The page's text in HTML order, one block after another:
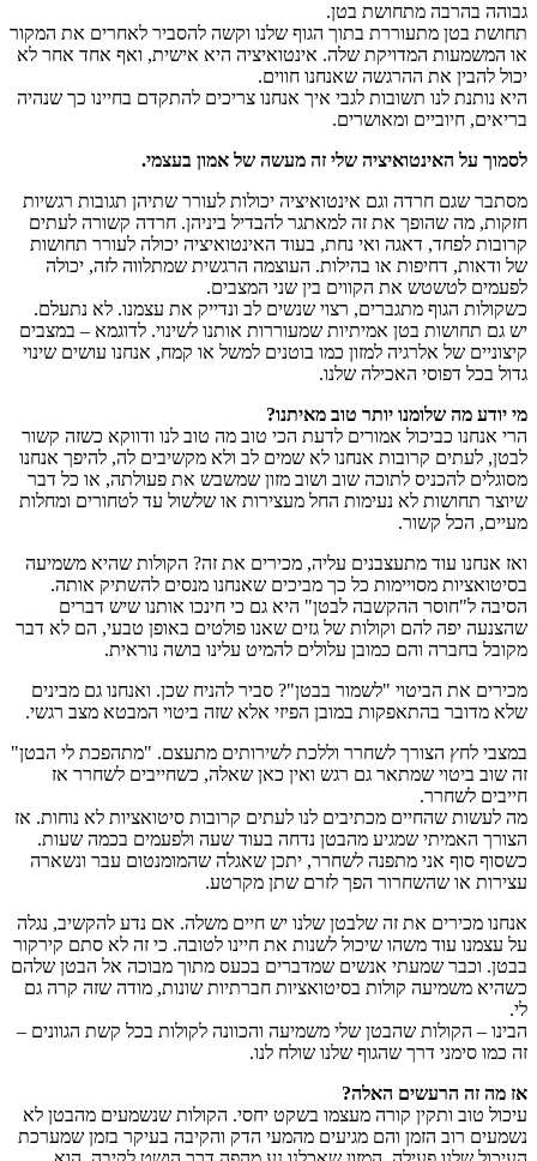
גבוהה בהרבה מתחושת בטן.
תחושת בטן מתעוררת בתוך הגוף שלנו וקשה להסביר לאחרים את המקור
או המשמעות המדויקת שלה. אינטואיציה היא אישית, ואף אחד אחר לא
יכול להבין את ההרגשה שאנחנו חווים.
היא נותנת לנו תשובות לגבי איך אנחנו צריכים להתקדם בחיינו כך שנהיה
בריאים, חיוביים ומאושרים.
לסמוך על האינטואיציה שלי זה מעשה של אמון בעצמי.
מסתבר שגם חרדה וגם אינטואיציה יכולות לעורר שתיהן תגובות רגשיות
חזקות, מה שהופך את זה למאתגר להבדיל ביניהן. חרדה קשורה לעתים
קרובות לפחד, דאגה ואי נחת, בעוד האינטואיציה יכולה לעורר תחושות
של ודאות, דחיפות או בהילות. העוצמה הרגשית שמתלווה לזה, יכולה
לפעמים לטשטש את הקווים בין שני המצבים.
כשקולות הגוף מתגברים, רצוי שנשים לב ונדייק את עצמנו. לא נתעלם.
יש גם תחושות בטן אמיתיות שמעוררות אותנו לשינוי. לדוגמא – במצבים
קיצוניים של אלרגיה למזון כמו בוטנים למשל או קמח, אנחנו עושים שינוי
גדול בכל דפוסי האכילה שלנו.
מי יודע מה שלומנו יותר טוב מאיתנו?
הרי אנחנו כביכול אמורים לדעת הכי טוב מה טוב לנו ודווקא כשזה קשור
לבטן, לעתים קרובות אנחנו לא שמים לב ולא מקשיבים לה, להיפך אנחנו
מסוגלים להכניס לתוכה שוב ושוב מזון שמשבש את פעולתה, או כל דבר
שיוצר תחושות לא נעימות החל מעצירות או שלשול עד לטחורים ומחלות
מעיים, הכל קשור.
ואז אנחנו עוד מתעצבנים עליה, מכירים את זה? הקולות שהיא משמיעה
בסיטואציות מסויימות כל כך מביכים שאנחנו מנסים להשתיק אותה.
הסיבה ל"חוסר ההקשבה לבטן" היא גם כי חינכו אותנו שיש דברים
שהצנעה יפה להם וקולות של גזים שאנו פולטים באופן טבעי, הם לא דבר
מקובל בחברה והם כמובן עלולים להמיט עלינו בושה נוראית.
מכירים את הביטוי "לשמור בבטן"? סביר להניח שכן. ואנחנו גם מבינים
שלא מדובר בהתאפקות במובן הפיזי אלא שזה ביטוי המבטא מצב רגשי.
במצבי לחץ הצורך לשחרר וללכת לשירותים מתעצם. "מתהפכת לי הבטן"
זה שוב ביטוי שמתאר גם רגש ואין כאן שאלה, כשחייבים לשחרר אז
חייבים לשחרר.
מה לעשות שהחיים מכתיבים לנו לעתים קרובות סיטואציות לא נוחות. אז
הצורך האמיתי שמגיע מהבטן נדחה בעוד שעה ולפעמים בכמה שעות.
כשסוף סוף אני מתפנה לשחרר, יתכן שאגלה שהמומנטום עבר ונשארה
עצירות או שהשחרור הפך לזרם שתן מקרטע.
אנחנו מכירים את זה שלבטן שלנו יש חיים משלה. אם נדע להקשיב, נגלה
על עצמנו עוד משהו שיכול לשנות את חיינו לטובה. כי זה לא סתם קירקור
בבטן. וכבר שמעתי אנשים שמדברים בכעס מתוך מבוכה אל הבטן שלהם
כשהיא משמיעה קולות בסיטואציות חברתיות שונות, מודה שזה קרה גם
לי.
הבינו – הקולות שהבטן שלי משמיעה והכוונה לקולות בכל קשת הגוונים –
זה כמו סימני דרך שהגוף שלנו שולח לנו.
אז מה זה הרעשים האלה?
עיכול טוב ותקין קורה מעצמו בשקט יחסי. הקולות שנשמעים מהבטן לא
נשמעים רוב הזמן והם מגיעים מהמעי הדק והקיבה בעיקר בזמן שמערכת